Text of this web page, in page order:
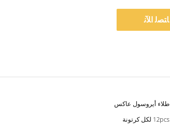
ﺎﺘﺼﻟ ﺍﻶﻧ
طلاء أيروسول عاكس
12pcs لكل كرتونة